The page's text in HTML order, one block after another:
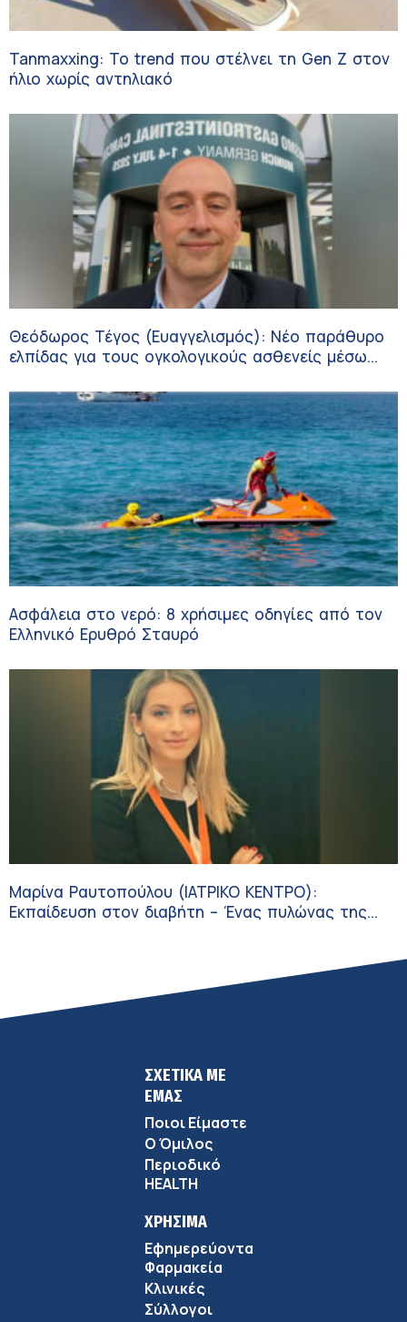
Tanmaxxing: To trend που στέλνει τη Gen Z στον
ήλιο χωρίς αντηλιακό
Θεόδωρος Τέγος (Ευαγγελισμός): Νέο παράθυρο
ελπίδας για τους ογκολογικούς ασθενείς μέσω
Ασφάλεια στο νερό: 8 χρήσιμες οδηγίες από τον
Ελληνικό Ερυθρό Σταυρό
Μαρίνα Ραυτοπούλου (ΙΑΤΡΙΚΟ ΚΕΝΤΡΟ):
Εκπαίδευση στον διαβήτη – Ένας πυλώνας της
ΣΧΕΤΙΚΑ ΜΕ
ΕΜΑΣ
Ποιοι Είμαστε
Ο Όμιλος
Περιοδικό
HEALTH
ΧΡΗΣΙΜΑ
Εφημερεύοντα
Φαρμακεία
Κλινικές
Σύλλογοι